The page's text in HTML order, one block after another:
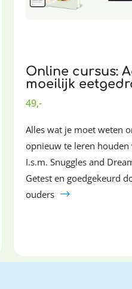
Online cursus:
moeilijk
49,-
Alles wat je moet weten
opnieuw te leren houden
I.s.m. Snuggles and
Getest en goedgekeurd
ouders